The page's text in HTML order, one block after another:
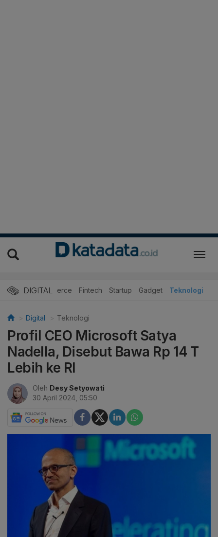
DIGITAL
E-Commerce Fintech Startup Gadget Teknologi
Digital Teknologi
Profil CEO Microsoft Satya
Nadella, Disebut Bawa Rp 14 T
Lebih ke RI
Oleh Desy Setyowati
30 April 2024, 05:50